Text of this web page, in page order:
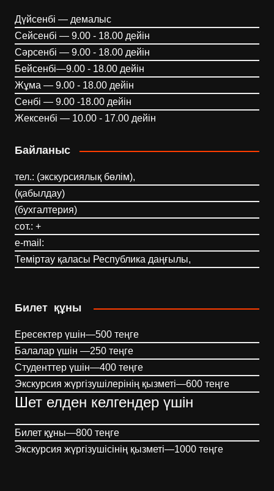
Дүйсенбі — демалыс
Сейсенбі — 9.00 - 18.00 дейін
Сәрсенбі — 9.00 - 18.00 дейін
Бейсенбі—9.00 - 18.00 дейін
Жұма — 9.00 - 18.00 дейін
Сенбі — 9.00 -18.00 дейін
Жексенбі — 10.00 - 17.00 дейін
Байланыс
тел.: (экскурсиялық бөлім),
(қабылдау)
(бухгалтерия)
сот.: +
e-mail:
Теміртау қаласы Республика даңғылы,
Билет құны
Ересектер үшін—500 теңге
Балалар үшін —250 теңге
Студенттер үшін—400 теңге
Экскурсия жүргізушілерінің қызметі—600 теңге
Шет елден келгендер үшін
Билет құны—800 теңге
Экскурсия жүргізушісінің қызметі—1000 теңге